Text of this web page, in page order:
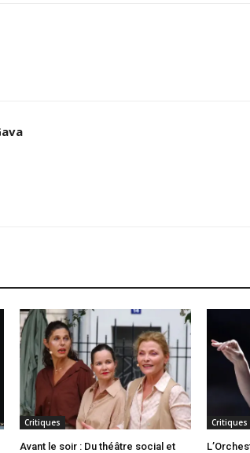
Critiques
Avant le soir : Du théâtre social et
Critiques